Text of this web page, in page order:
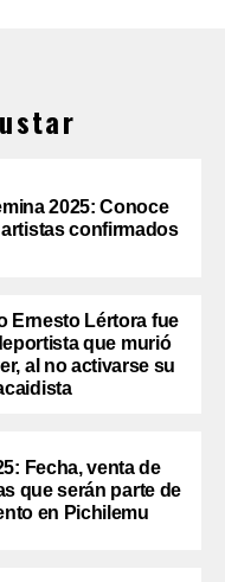
2025: Conoce
confirmados
Ernesto Lértora fue
que murió
al no activarse su
Fecha, venta de
que serán parte de
en Pichilemu